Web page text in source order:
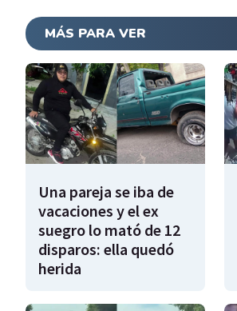
MÁS PARA VER
Una pareja se iba de
vacaciones y el ex
suegro lo mató de 12
disparos: ella quedó
herida